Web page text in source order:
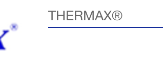
THERMAX®